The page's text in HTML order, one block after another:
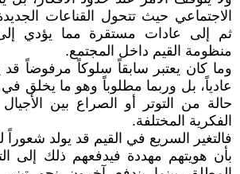
الاجتماعي حيث تتحول القناعات
ثم إلى عادات مستقرة مما يؤدي
منظومة القيم داخل المجتمع.
وما كان يعتبر سابقاً سلوكاً مرفوضاً قد
عادياً، بل وربما مطلوباً وهو ما يخلق في
حالة من التوتر أو الصراع بين الأجيال
الفكرية المختلفة.
فالتغير السريع في القيم قد يولد شعوراً
بأن هويتهم مهددة فيدفعهم ذلك إلى